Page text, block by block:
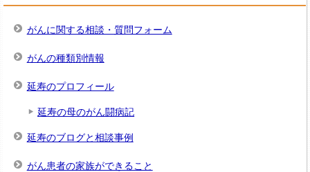
がんに関する相談・質問フォーム
がんの種類別情報
延寿のプロフィール
延寿の母のがん闘病記
延寿のブログと相談事例
がん患者の家族ができること